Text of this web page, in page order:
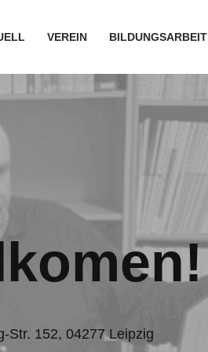
VEREIN BILDUNGSARBEIT
Str. 152, 04277 Leipzig